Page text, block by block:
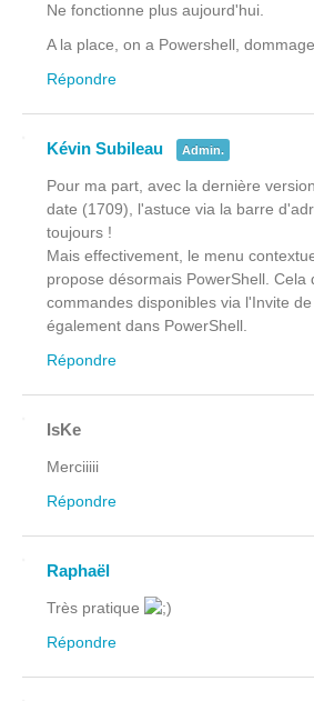
Ne fonctionne plus aujourd'hui.
A la place, on a Powershell,
Répondre
Kévin Subileau Admin.
Pour ma part, avec la dernière
date (1709), l'astuce via la barre
toujours !
Mais effectivement, le menu
propose désormais PowerShell. Cela
commandes disponibles via l'Invite
également dans PowerShell.
Répondre
IsKe
Merciiiii
Répondre
Raphaël
Très pratique
Répondre